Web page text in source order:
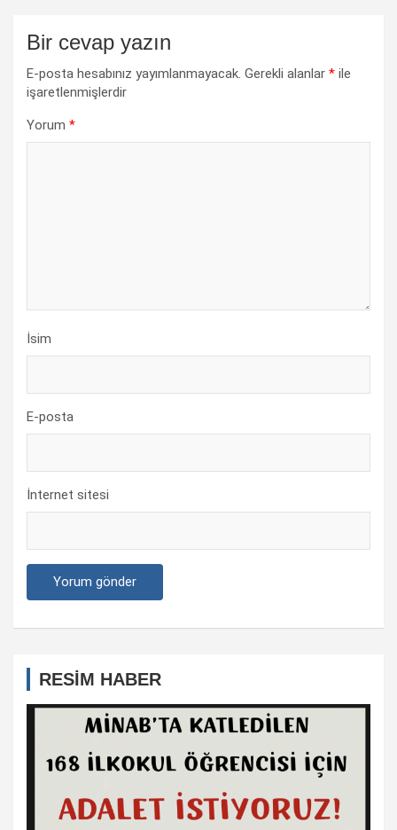
Bir cevap yazın
E-posta hesabınız yayımlanmayacak. Gerekli alanlar * ile
işaretlenmişlerdir
Yorum *
İsim
E-posta
İnternet sitesi
RESİM HABER